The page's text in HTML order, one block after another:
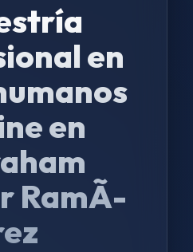
en
en
RamÃ­